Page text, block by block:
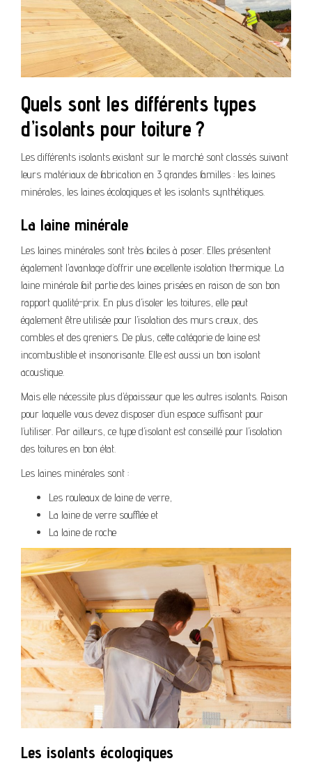
Quels sont les différents types
d’isolants pour toiture ?
Les différents isolants existant sur le marché sont classés suivant
leurs matériaux de fabrication en 3 grandes familles : les laines
minérales, les laines écologiques et les isolants synthétiques.
La laine minérale
Les laines minérales sont très faciles à poser. Elles présentent
également l’avantage d’offrir une excellente isolation thermique. La
laine minérale fait partie des laines prisées en raison de son bon
rapport qualité-prix. En plus d’isoler les toitures, elle peut
également être utilisée pour l’isolation des murs creux, des
combles et des greniers. De plus, cette catégorie de laine est
incombustible et insonorisante. Elle est aussi un bon isolant
acoustique.
Mais elle nécessite plus d’épaisseur que les autres isolants. Raison
pour laquelle vous devez disposer d’un espace suffisant pour
l’utiliser. Par ailleurs, ce type d’isolant est conseillé pour l’isolation
des toitures en bon état.
Les laines minérales sont :
Les rouleaux de laine de verre,
La laine de verre soufflée et
La laine de roche
Les isolants écologiques